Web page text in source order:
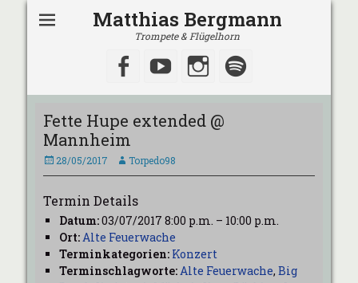
Matthias Bergmann
Trompete & Flügelhorn
Facebook
YouTubeInstagram
Fette Hupe extended @
Mannheim
Veröffentlicht
am
28/05/2017 AutorTorpedo98
Termin Details
Datum:03/07/2017 8:00 p.m. – 10:00 p.m.
Ort:Alte Feuerwache
Terminkategorien: Konzert
Terminschlagworte:Alte Feuerwache, Big